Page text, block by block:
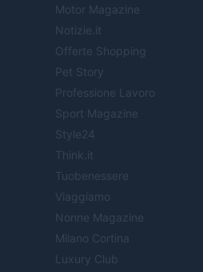
Motor Magazine
Notizie.it
Offerte Shopping
Pet Story
Professione Lavoro
Sport Magazine
Style24
Think.it
Tuobenessere
Viaggiamo
Nonne Magazine
Milano Cortina
Luxury Club